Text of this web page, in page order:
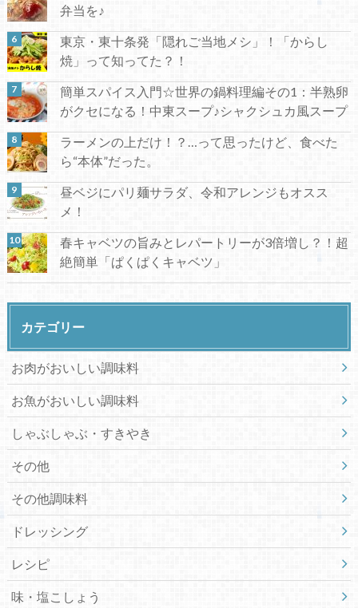
弁当を♪
東京・東十条発「隠れご当地メシ」！「からし
焼」って知ってた？！
簡単スパイス入門☆世界の鍋料理編その1：半熟卵
がクセになる！中東スープ♪シャクシュカ風スープ
ラーメンの上だけ！？…って思ったけど、食べた
ら“本体”だった。
昼ベジにパリ麺サラダ、令和アレンジもオスス
メ！
春キャベツの旨みとレパートリーが3倍増し？！超
絶簡単「ぱくぱくキャベツ」
カテゴリー
お肉がおいしい調味料
お魚がおいしい調味料
しゃぶしゃぶ・すきやき
その他
その他調味料
ドレッシング
レシピ
味・塩こしょう